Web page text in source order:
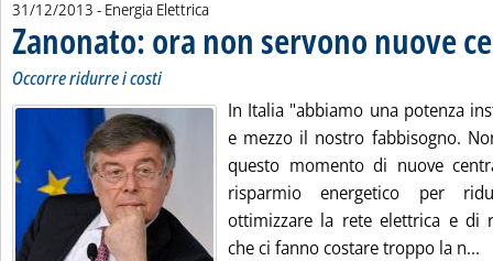
31/12/2013 - Energia Elettrica
Zanonato: ora non servono nuove
Occorre ridurre i costi
In Italia "abbiamo una potenza
e mezzo il nostro fabbisogno.
questo momento di nuove
risparmio energetico per
ottimizzare la rete elettrica e di
che ci fanno costare troppo la n...